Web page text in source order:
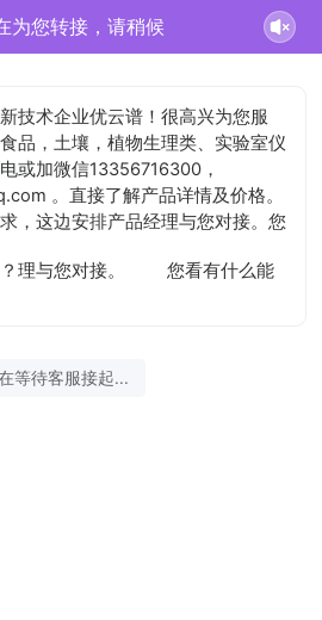
灜正在为您服务
技术企业优云谱！很高兴为您服
品，土壤，植物生理类、实验室仪
或加微信13356716300，
。直接了解产品详情及价格。
，这边安排产品经理与您对接。您
理与您对接。
您看有什么能
07 14:57:47 开始沟通